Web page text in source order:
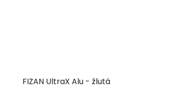
FIZAN UltraX Alu - žlutá